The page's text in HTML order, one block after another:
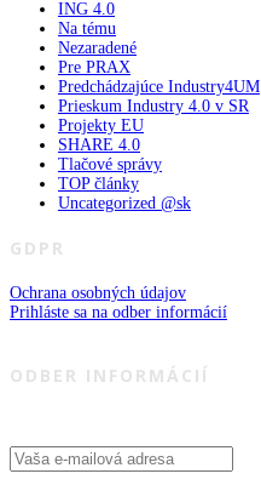
ING 4.0
Na tému
Nezaradené
Pre PRAX
Predchádzajúce Industry4UM
Prieskum Industry 4.0 v SR
Projekty EU
SHARE 4.0
Tlačové správy
TOP články
Uncategorized @sk
GDPR
Ochrana osobných údajov
Prihláste sa na odber informácií
ODBER INFORMÁCIÍ